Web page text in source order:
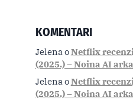
KOMENTARI
JelenaoNetflix
(2025.) – Noina AI arka
JelenaoNetflix
(2025.) – Noina AI arka